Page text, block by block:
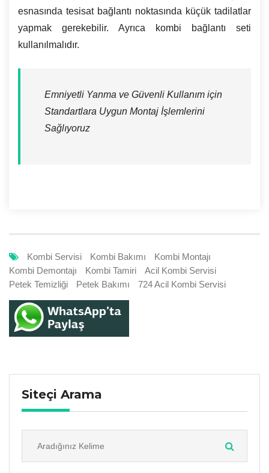
esnasında tesisat bağlantı noktasında küçük tadilatlar
yapmak gerekebilir. Ayrıca kombi bağlantı seti
kullanılmalıdır.
Emniyetli Yanma ve Güvenli Kullanım için
Standartlara Uygun Montaj İşlemlerini
Sağlıyoruz
Kombi Servisi Kombi Bakımı
Kombi Montajı
Kombi Demontajı
Kombi Tamiri
Acil Kombi Servisi
Petek Temizliği
Petek Bakımı 724 Acil Kombi Servisi
Siteçi Arama